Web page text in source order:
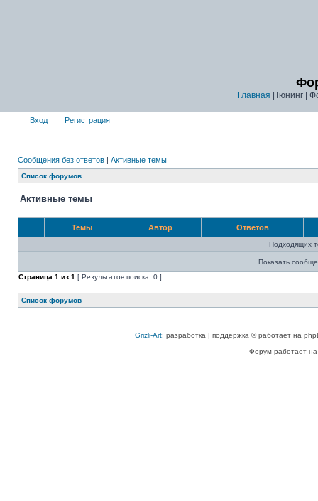
Главная |Тюнинг |
Вход Регистрация
Сообщения без ответов | Активные темы
Список форумов
Активные темы
Темы Автор Ответов
Подходящих
Показать
Страница 1 из 1 [ Результатов поиска: 0 ]
Список форумов
Grizli-Art: разработка | поддержка © работает на
Форум работает